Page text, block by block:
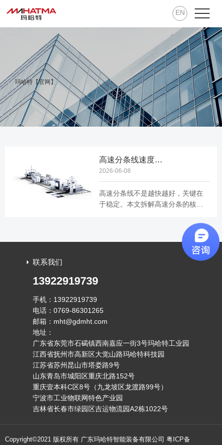
EN
玛哈特【官网】
高速分条线速度有多快？分条线每分钟 250 米是怎么做到的
2026-06-08
高速分条线不是越快越好，关键在
于稳定。本文拆解高速分条的核心
间隙，帮你搞清什么样的分条速度...
联系我们
13922919739
手机：13922919739
电话：0769-86301265
邮箱：mht@gdmht.com
地址：
广东省东莞市石碣镇西南嘉应一街3号玛哈特工业园
江西省抚州市高新区大觉山路玛哈特科技园
江苏省苏州昆山市塔娄路9号
山东青岛市城阳区重庆北路152号
重庆壹本科C区8号（九龙坡区龙渡路99号）
宁波市工业物联网特色产业园
吉林省长春市绿园区吉运物流园A2栋1022号
Copyright©2021 版权所有 广东玛哈特智能装备有限公司 粤ICP备